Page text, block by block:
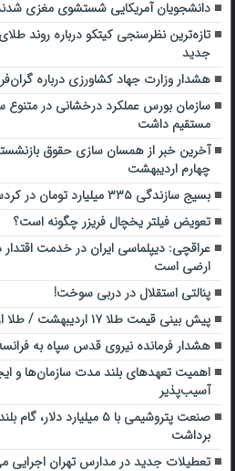
دانشجویان آمریکایی شستشوی مغزی
تازه‌ترین نظرسنجی کیتکو درباره روند
جدید
هشدار وزارت جهاد کشاورزی درباره
سازمان بورس عملکرد درخشانی در متنوع‌
مستقیم داشت
آخرین خبر از همسان سازی حقوق
چهارم اردیبهشت
بسیج سازندگی ۳۳۵ میلیارد تومان در کردستان هزینه کرد
تعویض فیلتر یخچال فریزر چگونه است؟
عراقچی: دیپلماسی ایران در خدمت
ارضی است
پنالتی استقلال در دربی سوخت!
پیش بینی قیمت طلا ۱۷ اردیبهشت / طلا ارزان می‌شود؟
هشدار فرمانده نیروی قدس سپاه به
اهمیت تعهدهای بلند مدت سازمان‌ها و
آسیب‌پذیر
صنعت پتروشیمی با ۵ میلیارد
برداشت
تعطیلات جدید در مدارس تهران اجرایی